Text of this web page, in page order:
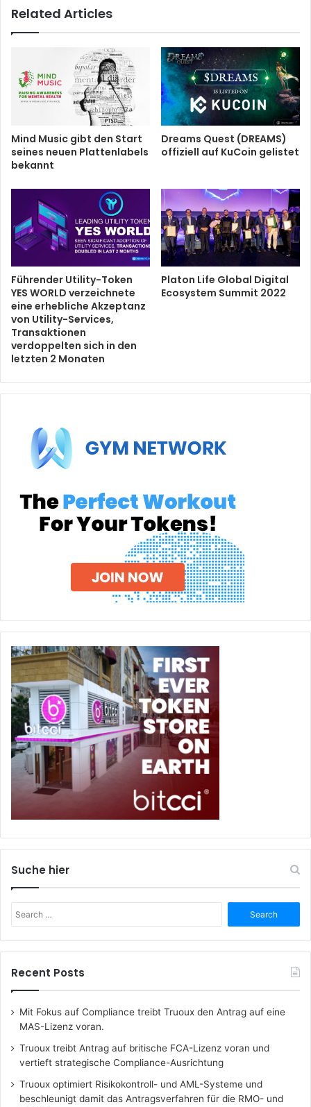
Related Articles
Mind Music gibt den Start
seines neuen Plattenlabels
bekannt
Dreams Quest (DREAMS)
offiziell auf KuCoin gelistet
Führender Utility-Token
YES WORLD verzeichnete
eine erhebliche Akzeptanz
von Utility-Services,
Transaktionen
verdoppelten sich in den
letzten 2 Monaten
Platon Life Global Digital
Ecosystem Summit 2022
Suche hier
for:
Recent Posts
Mit Fokus auf Compliance treibt Truoux den Antrag auf eine
MAS-Lizenz voran.
Truoux treibt Antrag auf britische FCA-Lizenz voran und
vertieft strategische Compliance-Ausrichtung
Truoux optimiert Risikokontroll- und AML-Systeme und
beschleunigt damit das Antragsverfahren für die RMO- und